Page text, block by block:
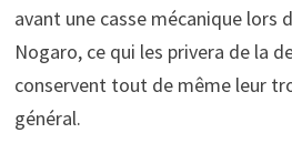
avant une casse mécanique lors
Nogaro, ce qui les privera de la
conservent tout de même leur
général.